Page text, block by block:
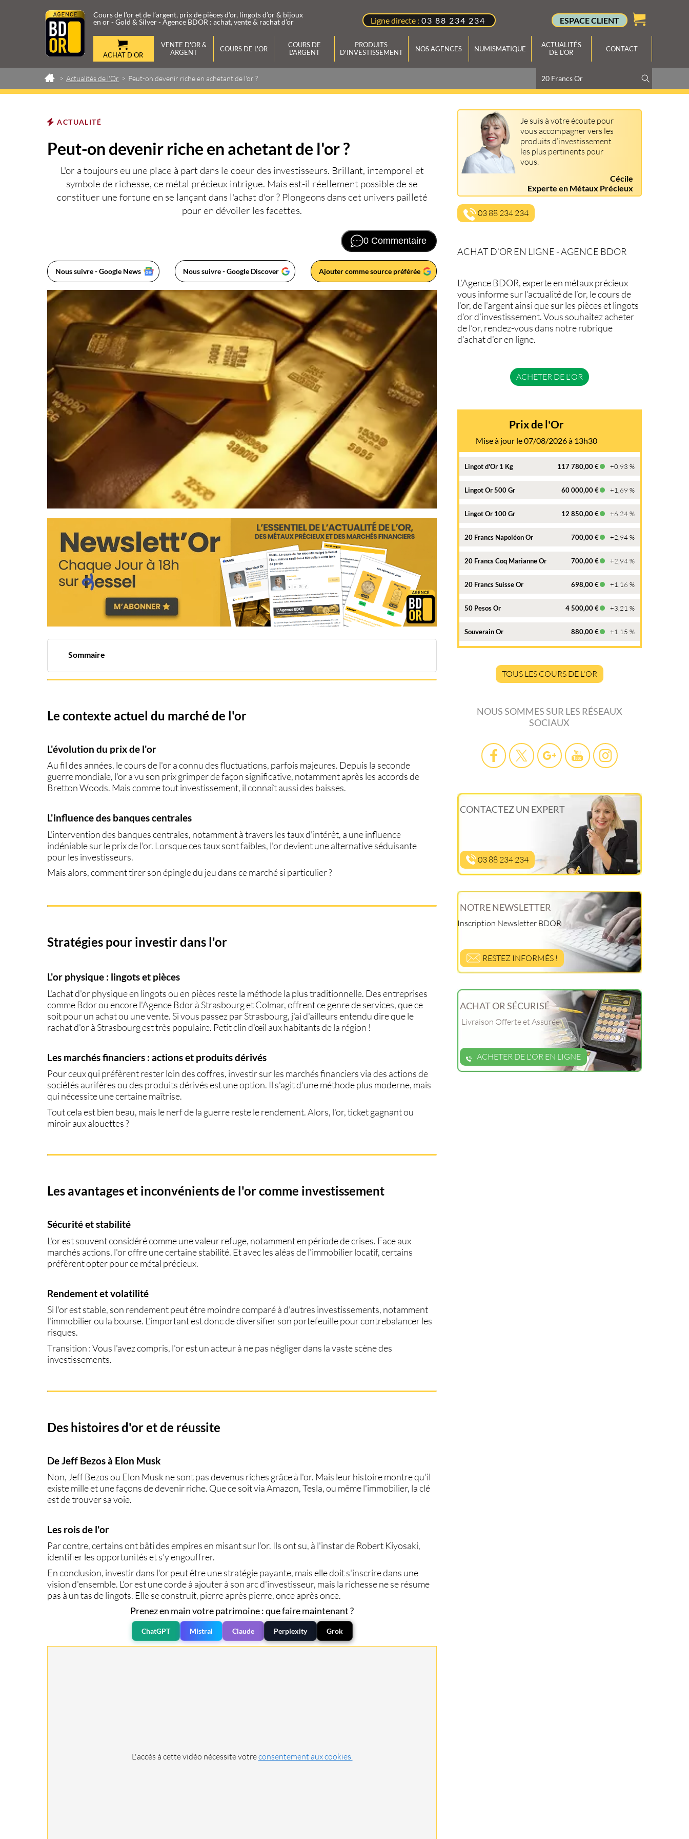
Cours de l’or et de l’argent, prix de pièces d’or, lingots d’or & bijoux
en or - Gold & Silver - Agence BDOR : achat, vente & rachat d’or
Ligne directe : 03 88 234 234 ESPACE CLIENT
ACHAT D'OR
VENTE D'OR &
ARGENT
COURS DE L'OR
COURS DE
L'ARGENT
PRODUITS
D'INVESTISSEMENT
NOS AGENCES NUMISMATIQUE
ACTUALITÉS
DE L'OR
CONTACT
Rachat d'Or et d'Argent
Rachat Diamant
transparence. Notre expertise est offerte
et sans engagement.
Les produits d'investissement Or et
Argent
Cours et Prix Lingots d'Argent
Cours et Prix Pièces d'Argent
Un Expert vous conseille
> Actualités de l'Or > Peut-on devenir riche en achetant de l'or ?
ACTUALITÉ
Peut-on devenir riche en achetant de l'or ?
L'or a toujours eu une place à part dans le coeur des investisseurs. Brillant, intemporel et
symbole de richesse, ce métal précieux intrigue. Mais est-il réellement possible de se
constituer une fortune en se lançant dans l'achat d'or ? Plongeons dans cet univers pailleté
pour en dévoiler les facettes.
0 Commentaire
Nous suivre - Google News Nous suivre - Google Discover Ajouter comme source préférée
Sommaire
Stratégies pour investir dans l'or
Le contexte actuel du marché de l'or
L'évolution du prixde l'or
Au fil des années, lecoursde l'or a connu des fluctuations, parfois majeures. Depuis la seconde
guerre mondiale, l'or a vu son prix grimper de façon significative, notamment après les accords de
Bretton Woods. Mais comme toutinvestissement, il connaît aussi des baisses.
L'influence des banques centrales
L'intervention des banques centrales, notamment à travers lestaux d'intérêt, a une influence
indéniable sur le prix de l'or. Lorsque ces taux sont faibles, l'or devient une alternative séduisante
pour les investisseurs.
Mais alors, comment tirer son épingle du jeu dans ce marché si particulier ?
Stratégies pour investir dans l'or
L'or physique : lingotset pièces
L'achat d'orphysiqueen lingotsou en pièces reste la méthode la plus traditionnelle. Des entreprises
commeBdorou encore l'Agence Bdorà StrasbourgetColmar, offrent ce genre de services, que ce
soit pour un achatou unevente. Si vous passez parStrasbourg, j'ai d'ailleurs entendu dire que le
rachat d'or à Strasbourgest très populaire. Petit clin d'œil aux habitants de la région !
Les marchés financiers :actionset produits dérivés
Pour ceux qui préfèrent rester loin des coffres, investir sur les marchés financiersvia des actionsde
sociétés aurifères ou des produits dérivés est une option. Il s'agit d'une méthode plus moderne, mais
qui nécessite une certaine maîtrise.
Tout cela est bien beau, mais le nerf de la guerre reste le rendement. Alors, l'or, ticket gagnant ou
miroir aux alouettes ?
Les avantages et inconvénients de l'or comme investissement
Sécurité et stabilité
L'or est souvent considéré comme une valeur refuge, notamment en période de crises. Face aux
marchés actions, l'or offre une certaine stabilité. Et avec les aléas de l'immobilier locatif, certains
préfèrent opter pour ce métal précieux.
Rendement et volatilité
Si l'or est stable, son rendement peut être moindre comparé à d'autres investissements, notamment
l'immobilierou la bourse. L'important est donc dediversifier son portefeuillepour contrebalancer les
risques.
Transition : Vous l'avez compris, l'or est un acteur à ne pas négliger dans la vaste scène des
investissements.
Des histoires d'or et de réussite
De Jeff Bezos à Elon Musk
Non, Jeff Bezosou Elon Musk ne sont pas devenus riches grâce à l'or. Mais leur histoire montre qu'il
existe mille et une façons dedevenir riche. Que ce soit viaAmazon,Tesla, ou même l'immobilier, la clé
est de trouver sa voie.
Les rois de l'or
Par contre, certains ont bâti des empires en misant sur l'or. Ils ont su, à l'instar de Robert Kiyosaki,
identifier les opportunités et s'y engouffrer.
En conclusion, investir dans l'or peut être une stratégie payante, mais elle doit s'inscrire dans une
vision d'ensemble. L'or est une corde à ajouter à son arc d'investisseur, mais la richesse ne se résume
pas à un tas de lingots. Elle se construit, pierre après pierre,onceaprèsonce.
Prenez en main votre patrimoine : que faire maintenant ?
ChatGPT Mistral Claude Perplexity Grok
L'accès à cette vidéo nécessite votreconsentement aux cookies.
Je suis à votre écoute pour
vous accompagner vers les
produits d’investissement
les plus pertinents pour
vous.
Cécile
Experte en Métaux Précieux
03 88 234 234
ACHAT D’OR EN LIGNE - AGENCE BDOR
L’Agence BDOR, experte en métaux précieux
vous informe sur l’actualité de l’or, le cours de
l’or, de l’argent ainsi que sur les pièces et lingots
d’or d’investissement. Vous souhaitez acheter
de l’or, rendez-vous dans notre rubrique
d’achat d’or en ligne.
ACHETER DE L'OR
Prix de l'Or
Mise à jour le 07/08/2026 à 13h30
Lingot d'Or 1 Kg 117 780,00 € +0,93 %
Lingot Or 500 Gr 60 000,00 € +1,69 %
Lingot Or 100 Gr 12 850,00 € +6,24 %
20 Francs Napoléon Or 700,00 € +2,94 %
20 Francs Coq Marianne Or 700,00 € +2,94 %
20 Francs Suisse Or 698,00 € +1,16 %
50 Pesos Or 4 500,00 € +3,21 %
Souverain Or 880,00 € +1,15 %
TOUS LES COURS DE L'OR
NOUS SOMMES SUR LES RÉSEAUX
SOCIAUX
CONTACTEZ UN EXPERT
03 88 234 234
NOTRE NEWSLETTER
Inscription Newsletter BDOR
RESTEZ INFORMÉS !
ACHAT OR SÉCURISÉ
Livraison Offerte et Assurée
ACHETER DE L'OR EN LIGNE